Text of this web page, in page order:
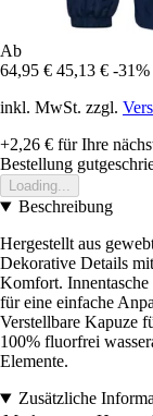
Ab
64,95 € 45,13 € -31%
inkl. MwSt. zzgl.
+2,26 € für Ihre
Bestellung
Loading...
Beschreibung
Hergestellt aus
Dekorative Details
Komfort. Innentasche
für eine einfache
Verstellbare Kapuze
100% fluorfrei
Elemente.
Zusätzliche